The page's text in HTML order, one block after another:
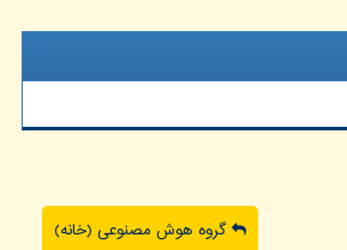
گروه هوش مصنوعی (خانه)